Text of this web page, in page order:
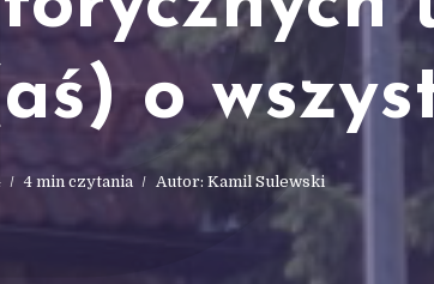
o
4 min czytania Autor: Kamil Sulewski